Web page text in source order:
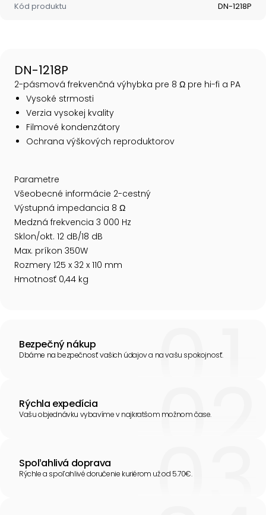
Kód produktu DN-1218P
DN-1218P
2-pásmová frekvenčná výhybka pre 8 Ω pre hi-fi a PA
Vysoké strmosti
Verzia vysokej kvality
Filmové kondenzátory
Ochrana výškových reproduktorov
Parametre
Všeobecné informácie 2-cestný
Výstupná impedancia 8 Ω
Medzná frekvencia 3 000 Hz
Sklon/okt. 12 dB/18 dB
Max. príkon 350W
Rozmery 125 x 32 x 110 mm
Hmotnosť 0,44 kg
Bezpečný nákup
Dbáme na bezpečnosť vašich údajov a na vašu spokojnosť.
Rýchla expedícia
Vašu objednávku vybavíme v najkratšom možnom čase.
Spoľahlivá doprava
Rýchle a spoľahlivé doručenie kuriérom už od 5.70€.